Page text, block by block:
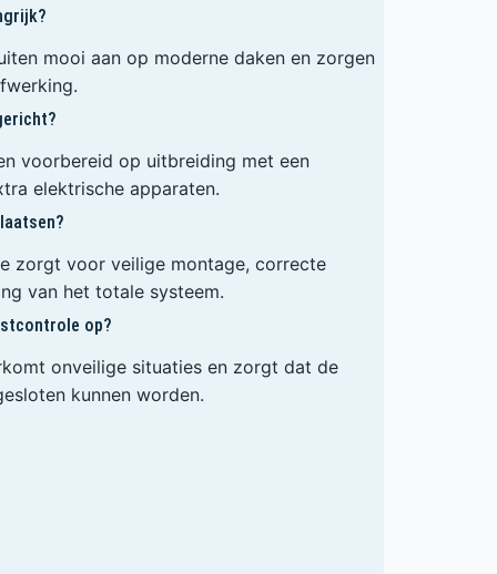
mooi aan op moderne daken en zorgen
voorbereid op uitbreiding met een
elektrische apparaten.
zorgt voor veilige montage, correcte
van het totale systeem.
op?
onveilige situaties en zorgt dat de
kunnen worden.